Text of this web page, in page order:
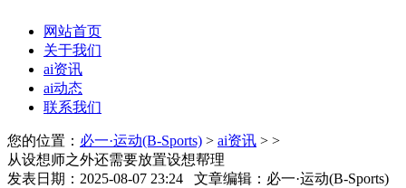
网站首页
关于我们
ai资讯
ai动态
联系我们
您的位置： 必一·运动(B-Sports) > ai资讯 > >
从设想师之外还需要放置设想帮理
发表日期：2025-08-07 23:24 文章编辑：必一·运动(B-Sports)